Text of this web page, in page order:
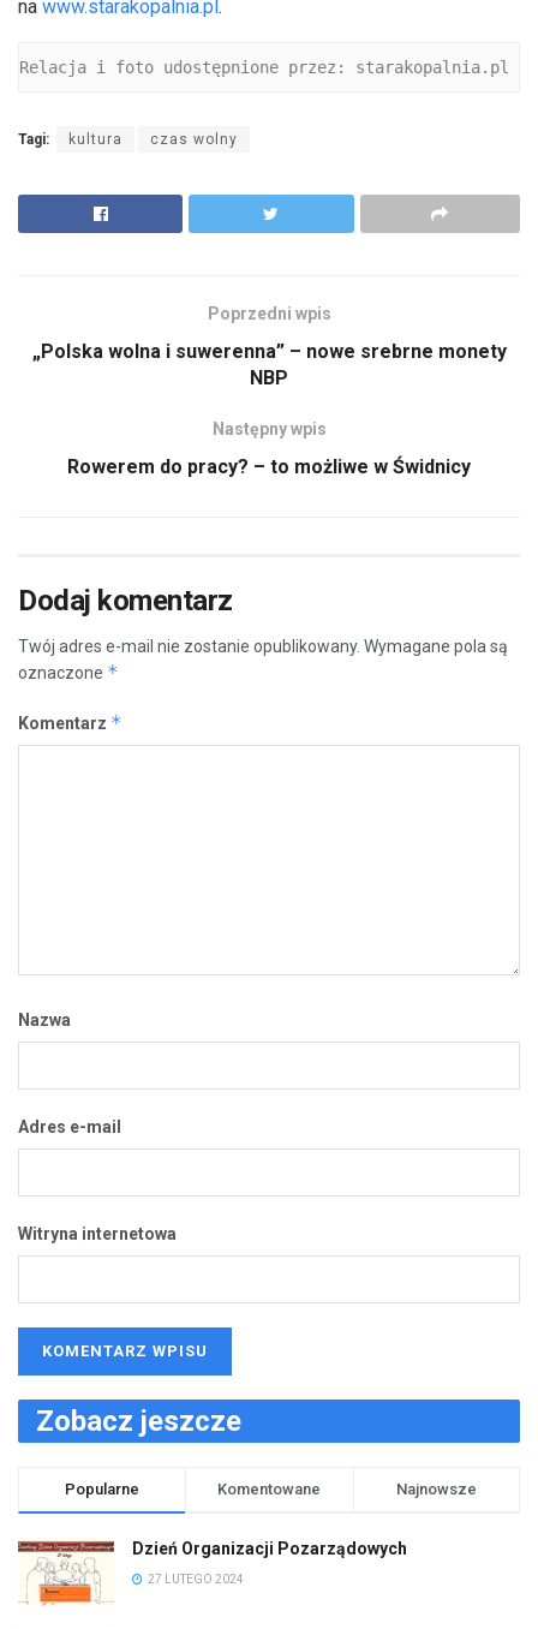
na www.starakopalnia.pl .
Relacja i foto udostępnione przez: starakopalnia.pl
Tagi: kultura czas wolny
Poprzedni wpis
„Polska wolna i suwerenna” – nowe srebrne monety
NBP
Następny wpis
Rowerem do pracy? – to możliwe w Świdnicy
Dodaj komentarz
Twój adres e-mail nie zostanie opublikowany. Wymagane pola są
oznaczone *
Komentarz *
Nazwa
Adres e-mail
Witryna internetowa
Zobacz jeszcze
Popularne Komentowane Najnowsze
Dzień Organizacji Pozarządowych
27 LUTEGO 2024